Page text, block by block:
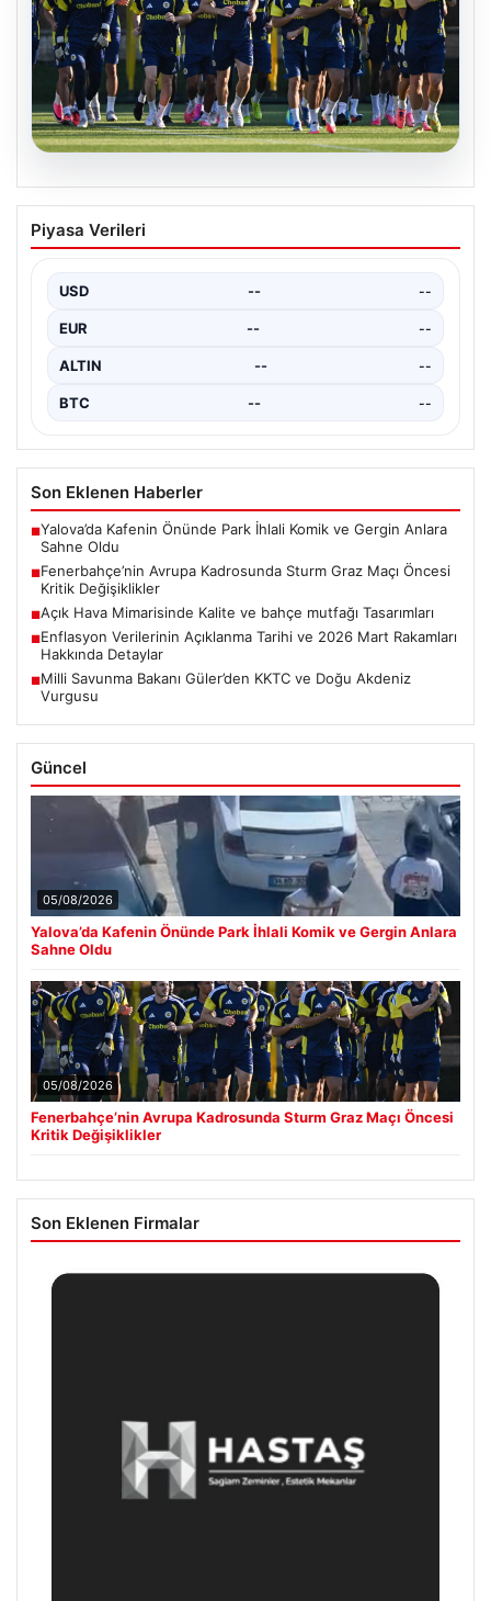
05.08.2026
Fenerbahçe’nin Avrupa Kadrosunda
Sturm Graz Maçı Öncesi Kritik
Fenerbahçe, UEFA Şampiyonlar Ligi 3. eleme turu ilk
Piyasa Verileri
USD -- --
EUR -- --
ALTIN -- --
BTC -- --
Son Eklenen Haberler
■Yalova’da Kafenin Önünde Park İhlali Komik ve Gergin Anlara
Sahne Oldu
■Fenerbahçe’nin Avrupa Kadrosunda Sturm Graz Maçı Öncesi
Kritik Değişiklikler
■Açık Hava Mimarisinde Kalite ve bahçe mutfağı Tasarımları
■Enflasyon Verilerinin Açıklanma Tarihi ve 2026 Mart Rakamları
Hakkında Detaylar
■Milli Savunma Bakanı Güler’den KKTC ve Doğu Akdeniz
Vurgusu
Güncel
05/08/2026
Yalova’da Kafenin Önünde Park İhlali Komik ve Gergin Anlara
Sahne Oldu
05/08/2026
Fenerbahçe’nin Avrupa Kadrosunda Sturm Graz Maçı Öncesi
Kritik Değişiklikler
Son Eklenen Firmalar